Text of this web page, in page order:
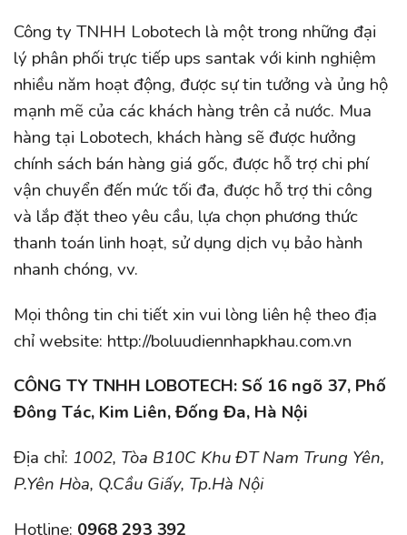
Công ty TNHH Lobotech là một trong những đại
lý phân phối trực tiếp ups santak với kinh nghiệm
nhiều năm hoạt động, được sự tin tưởng và ủng hộ
mạnh mẽ của các khách hàng trên cả nước. Mua
hàng tại Lobotech, khách hàng sẽ được hưởng
chính sách bán hàng giá gốc, được hỗ trợ chi phí
vận chuyển đến mức tối đa, được hỗ trợ thi công
và lắp đặt theo yêu cầu, lựa chọn phương thức
thanh toán linh hoạt, sử dụng dịch vụ bảo hành
nhanh chóng, vv.
Mọi thông tin chi tiết xin vui lòng liên hệ theo địa
chỉ website: http://boluudiennhapkhau.com.vn
CÔNG TY TNHH LOBOTECH: Số 16 ngõ 37, Phố
Đông Tác, Kim Liên, Đống Đa, Hà Nội
Địa chỉ: 1002, Tòa B10C Khu ĐT Nam Trung Yên,
P.Yên Hòa, Q.Cầu Giấy, Tp.Hà Nội
Hotline: 0968 293 392